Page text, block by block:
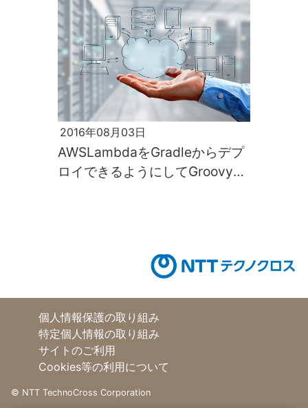
2016年08月03日
AWSLambdaをGradleからデプ
ロイできるようにしてGroovyで
個人情報保護の取り組み
特定個人情報の取り組み
サイトのご利用
Cookies等の利用について
© NTT TechnoCross Corporation